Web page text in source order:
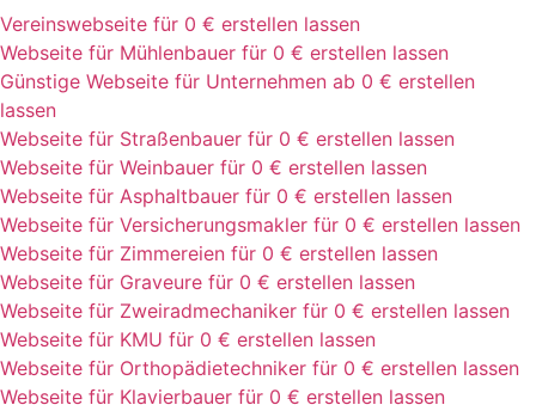
Vereinswebseite für 0 € erstellen lassen
Webseite für Mühlenbauer für 0 € erstellen lassen
Günstige Webseite für Unternehmen ab 0 € erstellen
lassen
Webseite für Straßenbauer für 0 € erstellen lassen
Webseite für Weinbauer für 0 € erstellen lassen
Webseite für Asphaltbauer für 0 € erstellen lassen
Webseite für Versicherungsmakler für 0 € erstellen lassen
Webseite für Zimmereien für 0 € erstellen lassen
Webseite für Graveure für 0 € erstellen lassen
Webseite für Zweiradmechaniker für 0 € erstellen lassen
Webseite für KMU für 0 € erstellen lassen
Webseite für Orthopädietechniker für 0 € erstellen lassen
Webseite für Klavierbauer für 0 € erstellen lassen